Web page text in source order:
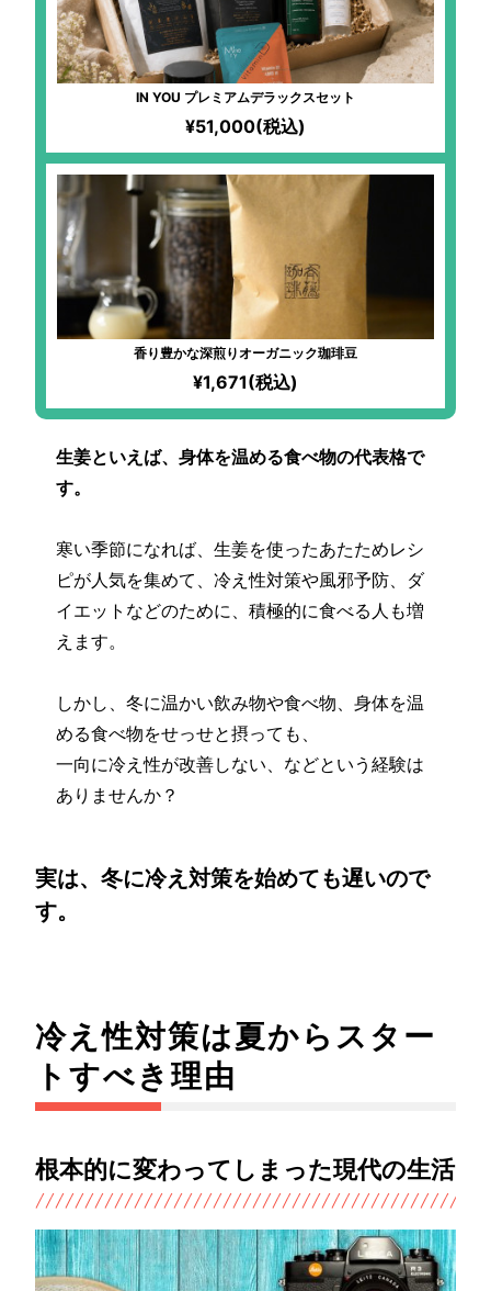
IN YOU プレミアムデラックスセット
¥51,000(税込)
香り豊かな深煎りオーガニック珈琲豆
¥1,671(税込)
生姜といえば、身体を温める食べ物の代表格で
す。
寒い季節になれば、生姜を使ったあたためレシ
ピが人気を集めて、冷え性対策や風邪予防、ダ
イエットなどのために、積極的に食べる人も増
えます。
しかし、冬に温かい飲み物や食べ物、身体を温
める食べ物をせっせと摂っても、
一向に冷え性が改善しない、などという経験は
ありませんか？
実は、冬に冷え対策を始めても遅いので
す。
冷え性対策は夏からスター
トすべき理由
根本的に変わってしまった現代の生活